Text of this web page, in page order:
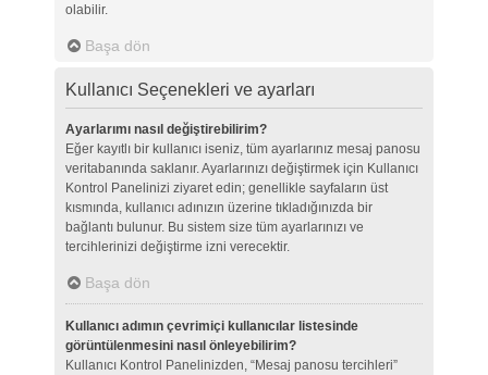
olabilir.
Başa dön
Kullanıcı Seçenekleri ve ayarları
Ayarlarımı nasıl değiştirebilirim?
Eğer kayıtlı bir kullanıcı iseniz, tüm ayarlarınız mesaj panosu
veritabanında saklanır. Ayarlarınızı değiştirmek için Kullanıcı
Kontrol Panelinizi ziyaret edin; genellikle sayfaların üst
kısmında, kullanıcı adınızın üzerine tıkladığınızda bir
bağlantı bulunur. Bu sistem size tüm ayarlarınızı ve
tercihlerinizi değiştirme izni verecektir.
Başa dön
Kullanıcı adımın çevrimiçi kullanıcılar listesinde
görüntülenmesini nasıl önleyebilirim?
Kullanıcı Kontrol Panelinizden, “Mesaj panosu tercihleri”